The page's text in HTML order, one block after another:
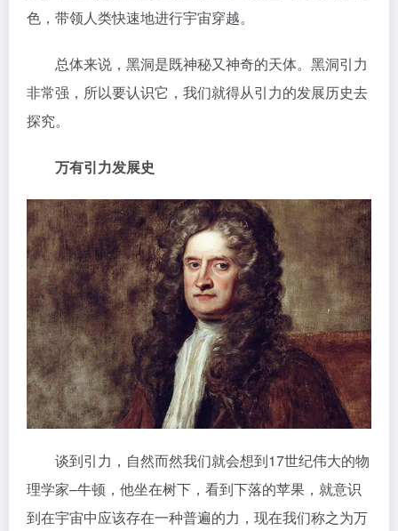
色，带领人类快速地进行宇宙穿越。
总体来说，黑洞是既神秘又神奇的天体。黑洞引力
非常强，所以要认识它，我们就得从引力的发展历史去
探究。
万有引力发展史
谈到引力，自然而然我们就会想到17世纪伟大的物
理学家–牛顿，他坐在树下，看到下落的苹果，就意识
到在宇宙中应该存在一种普遍的力，现在我们称之为万